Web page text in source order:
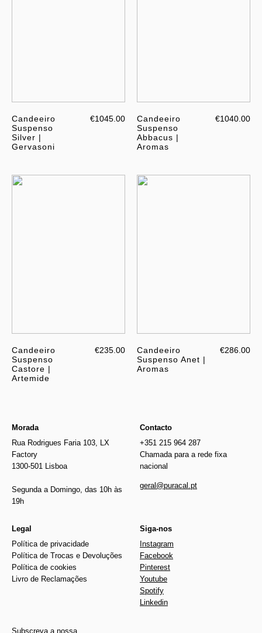
Candeeiro
Suspenso
Silver |
Gervasoni
€1045.00
Candeeiro
Suspenso
Abbacus |
Aromas
€1040.00
Candeeiro
Suspenso
Castore |
Artemide
€235.00
Candeeiro
Suspenso Anet |
Aromas
€286.00
Morada
Rua Rodrigues Faria 103, LX
Factory
1300-501 Lisboa
Segunda a Domingo, das 10h às
19h
Contacto
+351 215 964 287
Chamada para a rede fixa
nacional
geral@puracal.pt
Legal
Política de privacidade
Política de Trocas e Devoluções
Política de cookies
Livro de Reclamações
Siga-nos
Instagram
Facebook
Pinterest
Youtube
Spotify
Linkedin
Subscreva a nossa